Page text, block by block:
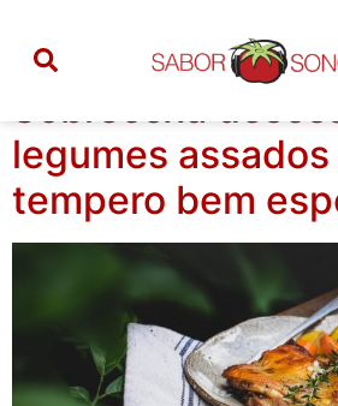
Categoria:
Sobrecoxa
legumes assados
tempero bem